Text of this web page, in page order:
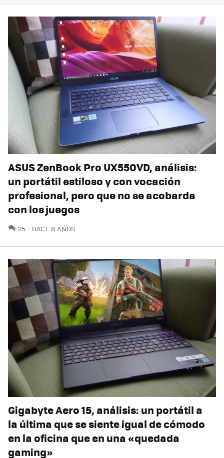
ASUS ZenBook Pro UX550VD, análisis:
un portátil estiloso y con vocación
profesional, pero que no se acobarda
con los juegos
25 COMENTARIOS
HACE 8 AÑOS
Gigabyte Aero 15, análisis: un portátil a
la última que se siente igual de cómodo
en la oficina que en una «quedada
gaming»